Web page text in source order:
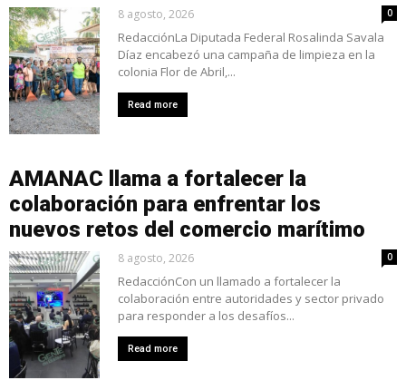
8 agosto, 2026 0
RedacciónLa Diputada Federal Rosalinda Savala
Díaz encabezó una campaña de limpieza en la
colonia Flor de Abril,...
Read more
AMANAC llama a fortalecer la
colaboración para enfrentar los
nuevos retos del comercio marítimo
8 agosto, 2026 0
RedacciónCon un llamado a fortalecer la
colaboración entre autoridades y sector privado
para responder a los desafíos...
Read more